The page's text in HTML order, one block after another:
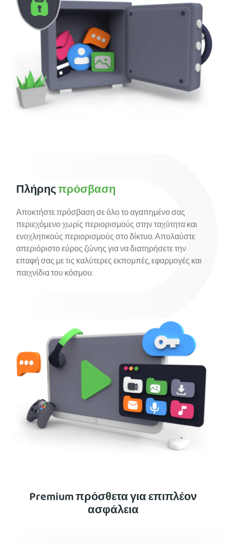
Πλήρηςπρόσβαση
Αποκτήστε πρόσβαση σε όλο το αγαπημένο σας
περιεχόμενο χωρίς περιορισμούς στην ταχύτητα και
ενοχλητικούς περιορισμούς στο δίκτυο. Απολαύστε
απεριόριστο εύρος ζώνης για να διατηρήσετε την
επαφή σας με τις καλύτερες εκπομπές, εφαρμογές και
παιχνίδια του κόσμου.
Premium πρόσθετα για επιπλέον
ασφάλεια